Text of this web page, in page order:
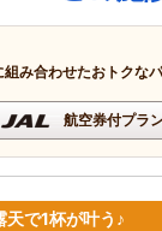
み合わせたおトクな
航空券付プラ
で1杯が叶う♪